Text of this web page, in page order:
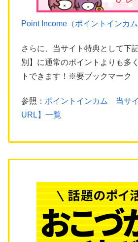
Point Income（ポイントインカ
さらに、当サイト特典として下
別】に通常のポイントよりも多
トできます！※要ブックマーク
参照： ポイントインカム 当サ
URL】一覧